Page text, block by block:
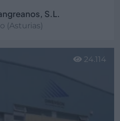
S.L.
(Asturias)
24.114